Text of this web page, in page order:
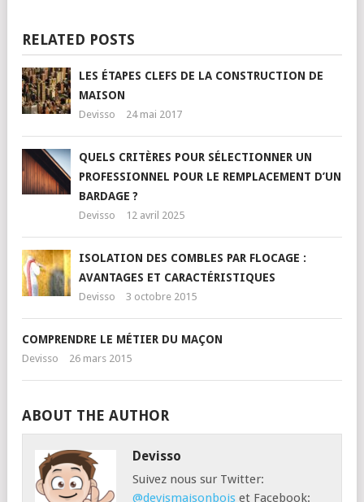
RELATED POSTS
LES ÉTAPES CLEFS DE LA CONSTRUCTION DE
MAISON
Devisso 24 mai 2017
QUELS CRITÈRES POUR SÉLECTIONNER UN
PROFESSIONNEL POUR LE REMPLACEMENT D’UN
BARDAGE ?
Devisso 12 avril 2025
ISOLATION DES COMBLES PAR FLOCAGE :
AVANTAGES ET CARACTÉRISTIQUES
Devisso 3 octobre 2015
COMPRENDRE LE MÉTIER DU MAÇON
Devisso 26 mars 2015
ABOUT THE AUTHOR
Devisso
Suivez nous sur Twitter:
@devismaisonbois et Facebook: